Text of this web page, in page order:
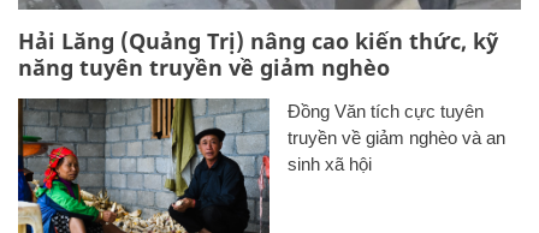
Hải Lăng (Quảng Trị) nâng cao kiến thức, kỹ
năng tuyên truyền về giảm nghèo
Đồng Văn tích cực tuyên
truyền về giảm nghèo và an
sinh xã hội